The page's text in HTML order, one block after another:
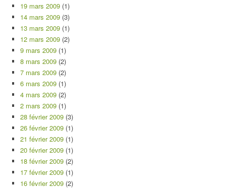
19 mars 2009 (1)
14 mars 2009 (3)
13 mars 2009 (1)
12 mars 2009 (2)
9 mars 2009 (1)
8 mars 2009 (2)
7 mars 2009 (2)
6 mars 2009 (1)
4 mars 2009 (2)
2 mars 2009 (1)
28 février 2009 (3)
26 février 2009 (1)
21 février 2009 (1)
20 février 2009 (1)
18 février 2009 (2)
17 février 2009 (1)
16 février 2009 (2)